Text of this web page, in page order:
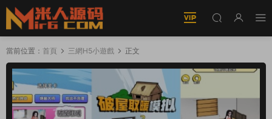
當前位置： 首頁 三網H5小遊戲 正文